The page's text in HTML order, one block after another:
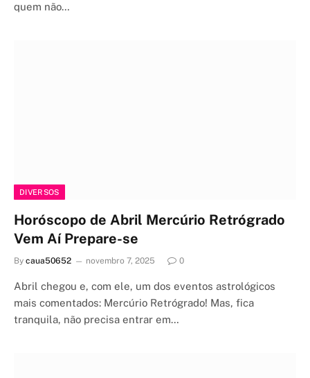
quem não…
DIVERSOS
Horóscopo de Abril Mercúrio Retrógrado
Vem Aí Prepare-se
By caua50652 novembro 7, 2025 0
Abril chegou e, com ele, um dos eventos astrológicos
mais comentados: Mercúrio Retrógrado! Mas, fica
tranquila, não precisa entrar em…